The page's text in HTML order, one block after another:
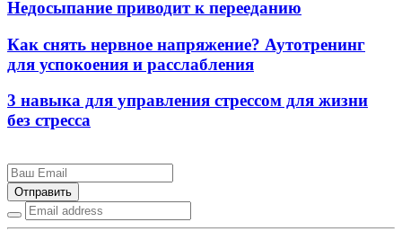
Недосыпание приводит к перееданию
Как снять нервное напряжение? Аутотренинг
для успокоения и расслабления
3 навыка для управления стрессом для жизни
без стресса
Отправить